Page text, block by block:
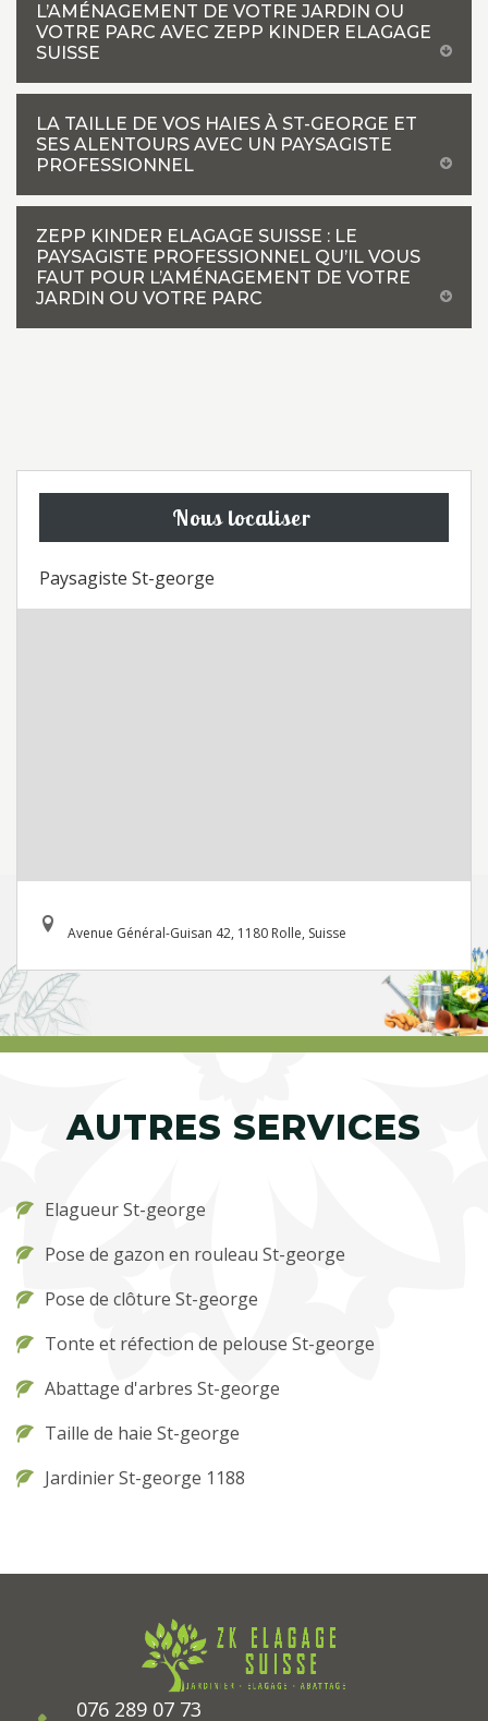
L’AMÉNAGEMENT DE VOTRE JARDIN OU
VOTRE PARC AVEC ZEPP KINDER ELAGAGE
SUISSE
LA TAILLE DE VOS HAIES À ST-GEORGE ET
SES ALENTOURS AVEC UN PAYSAGISTE
PROFESSIONNEL
ZEPP KINDER ELAGAGE SUISSE : LE
PAYSAGISTE PROFESSIONNEL QU’IL VOUS
FAUT POUR L’AMÉNAGEMENT DE VOTRE
JARDIN OU VOTRE PARC
Nous localiser
Paysagiste St-george
Avenue Général-Guisan 42, 1180 Rolle, Suisse
AUTRES SERVICES
Elagueur St-george
Pose de gazon en rouleau St-george
Pose de clôture St-george
Tonte et réfection de pelouse St-george
Abattage d'arbres St-george
Taille de haie St-george
Jardinier St-george 1188
076 289 07 73